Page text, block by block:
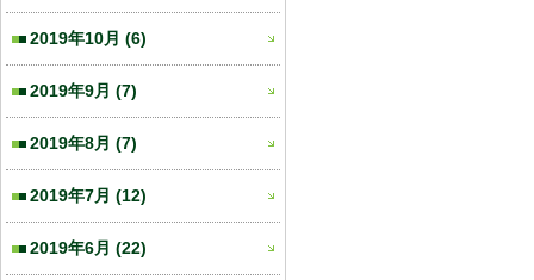
2019年10月 (6)
2019年9月 (7)
2019年8月 (7)
2019年7月 (12)
2019年6月 (22)